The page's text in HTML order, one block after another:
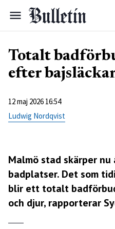
Totalt
efter
12 maj 2026 16:54
Ludwig Nordqvist
Malmö stad skärper
badplatser. Det som
blir ett totalt
och djur, rapporterar